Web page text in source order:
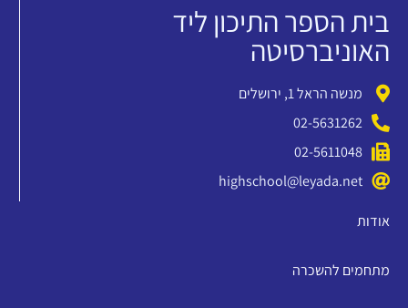
בית הספר התיכון ליד
האוניברסיטה
מנשה הראל 1, ירושלים
02-5631262
02-5611048
highschool@leyada.net
אודות
מתחמים להשכרה